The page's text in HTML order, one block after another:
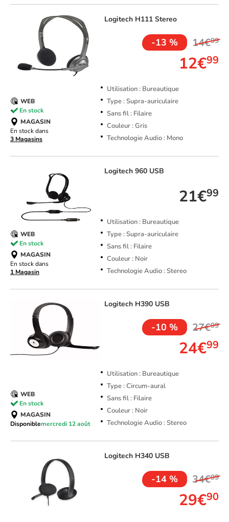
Logitech H111 Stereo
-13 % 14€99
12€99
Utilisation : Bureautique
Type : Supra-auriculaire
Sans fil : Filaire
Couleur : Gris
Technologie Audio : Mono
WEB
En stock
MAGASIN
En stock dans
3 Magasins
Logitech 960 USB
21€99
Utilisation : Bureautique
Type : Supra-auriculaire
Sans fil : Filaire
Couleur : Noir
Technologie Audio : Stereo
WEB
En stock
MAGASIN
En stock dans
1 Magasin
Logitech H390 USB
-10 % 27€99
24€99
Utilisation : Bureautique
Type : Circum-aural
Sans fil : Filaire
Couleur : Noir
Technologie Audio : Stereo
WEB
En stock
MAGASIN
Disponiblemercredi 12 août
Logitech H340 USB
-14 % 34€99
29€90